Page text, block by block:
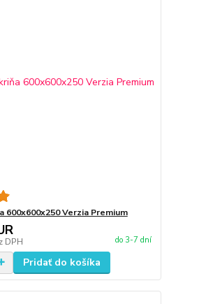
600x600x250 Verzia Premium
DPH do 3-7 dní
Pridať do košíka